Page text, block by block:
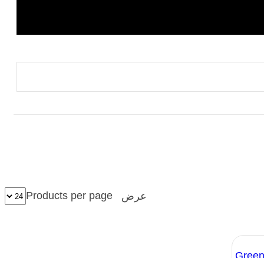
عرض Products per page